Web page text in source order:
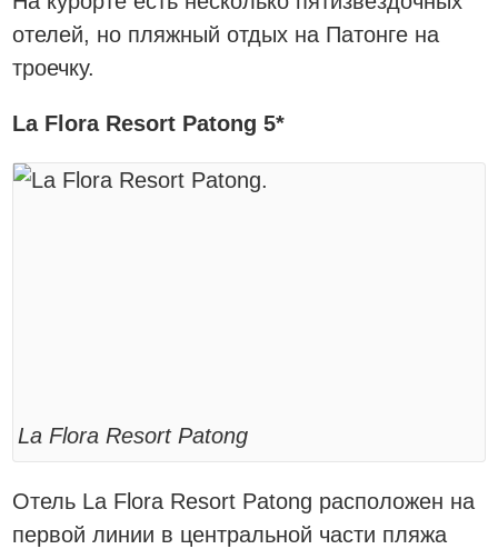
отелей, но пляжный отдых на Патонге на
троечку.
La Flora Resort Patong 5*
La Flora Resort Patong
Отель La Flora Resort Patong расположен на
первой линии в центральной части пляжа